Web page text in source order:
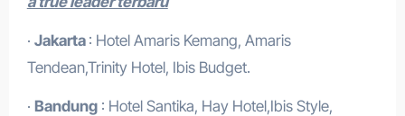
· Jakarta : Hotel Amaris Kemang, Amaris
Tendean,Trinity Hotel, Ibis Budget.
· Bandung: Hotel Santika, Hay Hotel,Ibis Style,